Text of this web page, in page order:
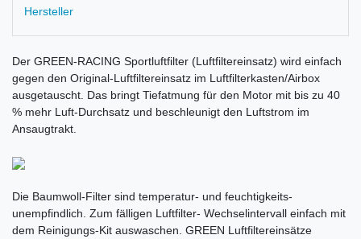
Hersteller
Der GREEN-RACING Sportluftfilter (Luftfiltereinsatz) wird einfach
gegen den Original-Luftfiltereinsatz im Luftfilterkasten/Airbox
ausgetauscht. Das bringt Tiefatmung für den Motor mit bis zu 40
% mehr Luft-Durchsatz und beschleunigt den Luftstrom im
Ansaugtrakt.
Die Baumwoll-Filter sind temperatur- und feuchtigkeits-
unempfindlich. Zum fälligen Luftfilter- Wechselintervall einfach mit
dem Reinigungs-Kit auswaschen. GREEN Luftfiltereinsätze